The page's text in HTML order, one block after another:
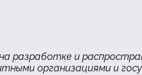
разработке и
организациями и